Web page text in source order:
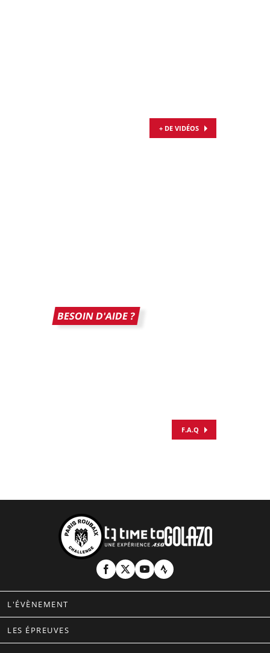
+ DE VIDÉOS
BESOIN D'AIDE ?
F.A.Q
L'ÉVÈNEMENT
LES ÉPREUVES